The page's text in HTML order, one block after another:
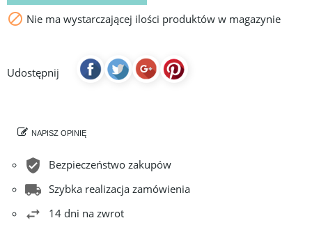
 Nie ma wystarczającej ilości produktów w magazynie
Udostępnij
NAPISZ OPINIĘ
Bezpieczeństwo zakupów
Szybka realizacja zamówienia
14 dni na zwrot